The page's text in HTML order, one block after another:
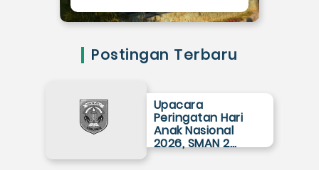
Postingan Terbaru
Upacara
Peringatan Hari
Anak Nasional
2026, SMAN 2…